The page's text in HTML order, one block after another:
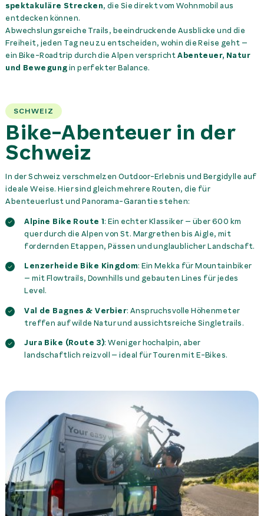
spektakuläre Strecken, die Sie direkt vom Wohnmobil aus
entdecken können.
Abwechslungsreiche Trails, beeindruckende Ausblicke und die
Freiheit, jeden Tag neu zu entscheiden, wohin die Reise geht –
ein Bike-Roadtrip durch die Alpen versprichtAbenteuer, Natur
und Bewegungin perfekter Balance.
SCHWEIZ
Bike-Abenteuer in der
Schweiz
In der Schweiz verschmelzen Outdoor-Erlebnis und Bergidylle auf
ideale Weise. Hier sind gleich mehrere Routen, die für
Abenteuerlust und Panorama-Garantie stehen:
Alpine Bike Route 1: Ein echter Klassiker – über 600 km
quer durch die Alpen von St. Margrethen bis Aigle, mit
fordernden Etappen, Pässen und unglaublicher Landschaft.
Lenzerheide Bike Kingdom: Ein Mekka für Mountainbiker
– mit Flowtrails, Downhills und gebauten Lines für jedes
Level.
Val de Bagnes & Verbier: Anspruchsvolle Höhenmeter
treffen auf wilde Natur und aussichtsreiche Singletrails.
Jura Bike (Route 3): Weniger hochalpin, aber
landschaftlich reizvoll – ideal für Touren mit E-Bikes.